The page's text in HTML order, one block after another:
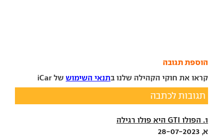
הוספת תגובה
קראו את חוקי הקהילה שלנו בתנאי השימוש של iCar
תגובות לכתבה
1. הפולו GTI היא פולו רגילה
א, 28-07-2023